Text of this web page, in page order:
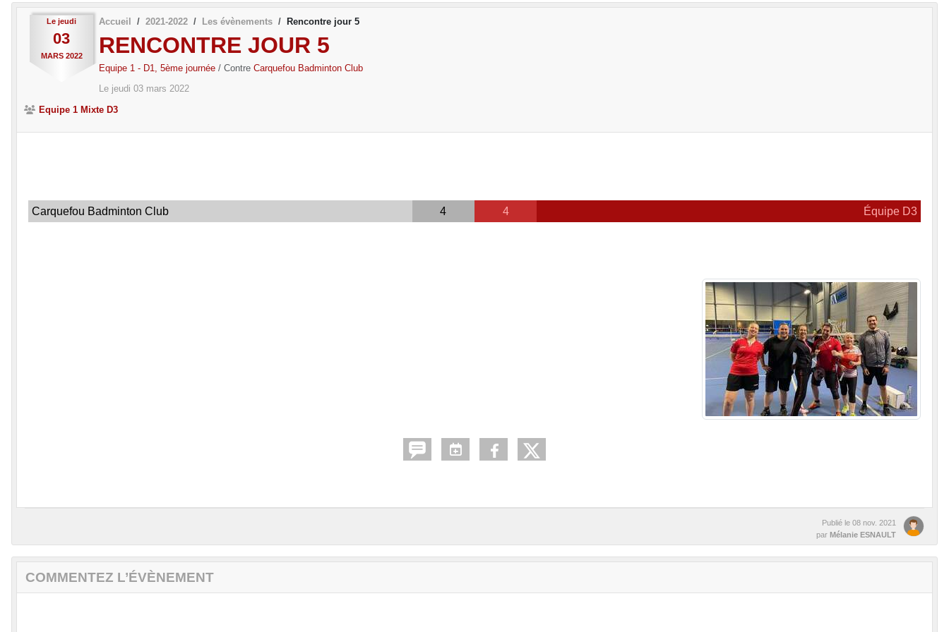
Le jeudi
03
MARS 2022
Accueil 2021-2022 Les évènements Rencontre jour 5
RENCONTRE JOUR 5
Equipe 1 - D1, 5ème journée / Contre Carquefou Badminton Club
Le jeudi 03 mars 2022
Equipe 1 Mixte D3
Carquefou Badminton Club 4 4 Équipe D3
Publié le 08 nov. 2021
par Mélanie ESNAULT
COMMENTEZ L’ÉVÈNEMENT